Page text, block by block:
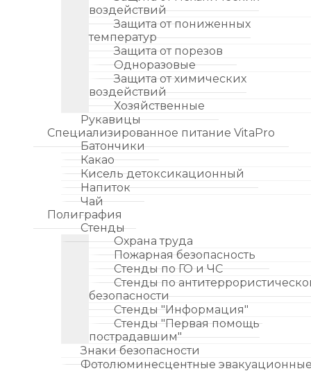
воздействий
Защита от пониженных
температур
Защита от порезов
Одноразовые
Защита от химических
воздействий
Хозяйственные
Рукавицы
Специализированное питание VitaPro
Батончики
Какао
Кисель детоксикационный
Напиток
Чай
Полиграфия
Стенды
Охрана труда
Пожарная безопасность
Стенды по ГО и ЧС
Стенды по
безопасности
Стенды "Информация"
Стенды "Первая помощь
пострадавшим"
Знаки безопасности
Фотолюминесцентные